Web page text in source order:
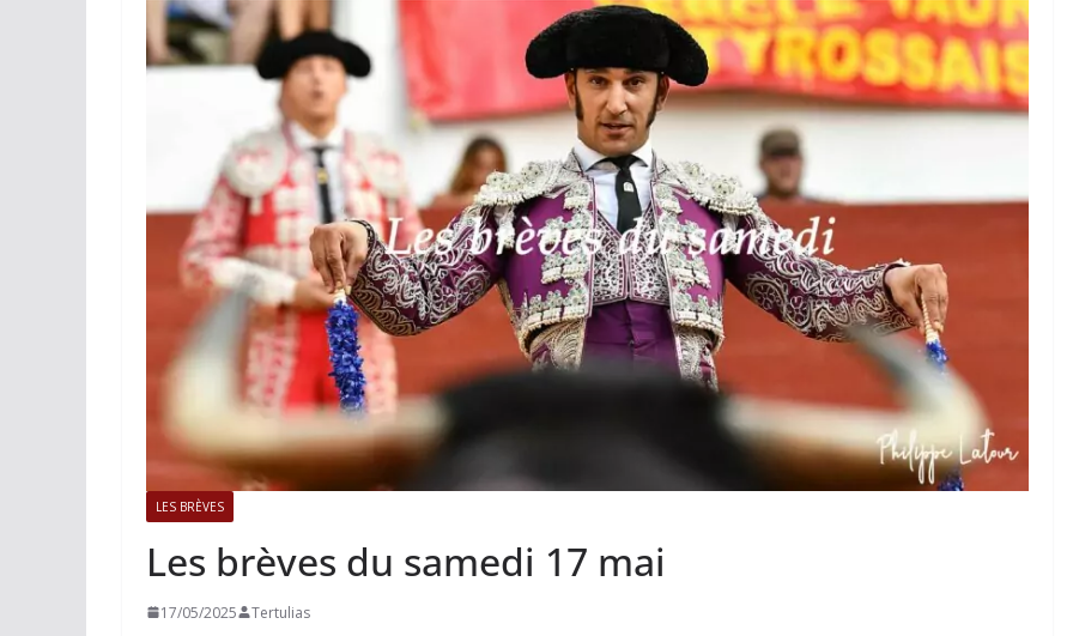
LES BRÈVES
Les brèves du samedi 17 mai
17/05/2025 Tertulias
ACTUALITÉS TAURINES PHOTOS TAURINES 2026
Istres, l’ouverture en
photos
19/06/2026 Tertulias
ACTUALITÉS TAURINES
Bayonne, la corrida des
fêtes en photos
17/07/2026 Tertulias